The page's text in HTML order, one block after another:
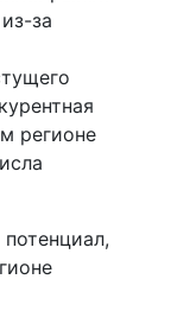
за
регионе